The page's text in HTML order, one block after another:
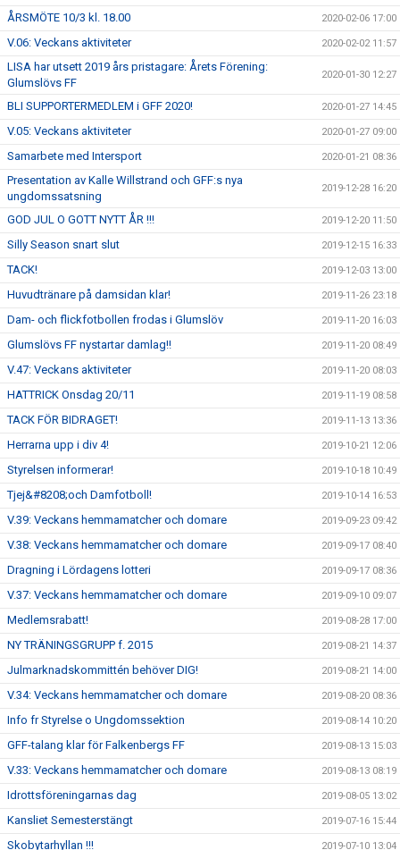
ÅRSMÖTE 10/3 kl. 18.00 2020-02-06 17:00
V.06: Veckans aktiviteter 2020-02-02 11:57
LISA har utsett 2019 års pristagare: Årets Förening:
Glumslövs FF
2020-01-30 12:27
BLI SUPPORTERMEDLEM i GFF 2020! 2020-01-27 14:45
V.05: Veckans aktiviteter 2020-01-27 09:00
Samarbete med Intersport 2020-01-21 08:36
Presentation av Kalle Willstrand och GFF:s nya
ungdomssatsning
2019-12-28 16:20
GOD JUL O GOTT NYTT ÅR !!! 2019-12-20 11:50
Silly Season snart slut 2019-12-15 16:33
TACK! 2019-12-03 13:00
Huvudtränare på damsidan klar! 2019-11-26 23:18
Dam- och flickfotbollen frodas i Glumslöv 2019-11-20 16:03
Glumslövs FF nystartar damlag!! 2019-11-20 08:49
V.47: Veckans aktiviteter 2019-11-20 08:03
HATTRICK Onsdag 20/11 2019-11-19 08:58
TACK FÖR BIDRAGET! 2019-11-13 13:36
Herrarna upp i div 4! 2019-10-21 12:06
Styrelsen informerar! 2019-10-18 10:49
Tjej&#8208;och Damfotboll! 2019-10-14 16:53
V.39: Veckans hemmamatcher och domare 2019-09-23 09:42
V.38: Veckans hemmamatcher och domare 2019-09-17 08:40
Dragning i Lördagens lotteri 2019-09-17 08:36
V.37: Veckans hemmamatcher och domare 2019-09-10 09:07
Medlemsrabatt! 2019-08-28 17:00
NY TRÄNINGSGRUPP f. 2015 2019-08-21 14:37
Julmarknadskommittén behöver DIG! 2019-08-21 14:00
V.34: Veckans hemmamatcher och domare 2019-08-20 08:36
Info fr Styrelse o Ungdomssektion 2019-08-14 10:20
GFF-talang klar för Falkenbergs FF 2019-08-13 15:03
V.33: Veckans hemmamatcher och domare 2019-08-13 08:19
Idrottsföreningarnas dag 2019-08-05 13:02
Kansliet Semesterstängt 2019-07-16 15:44
Skobytarhyllan !!! 2019-07-10 13:04